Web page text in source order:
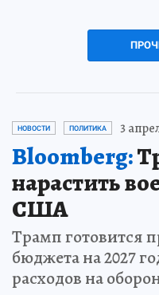
НОВОСТИ ПОЛИТИКА 3
Bloomberg:
нарастить
США
Трамп готовится
бюджета на 2027
расходов на